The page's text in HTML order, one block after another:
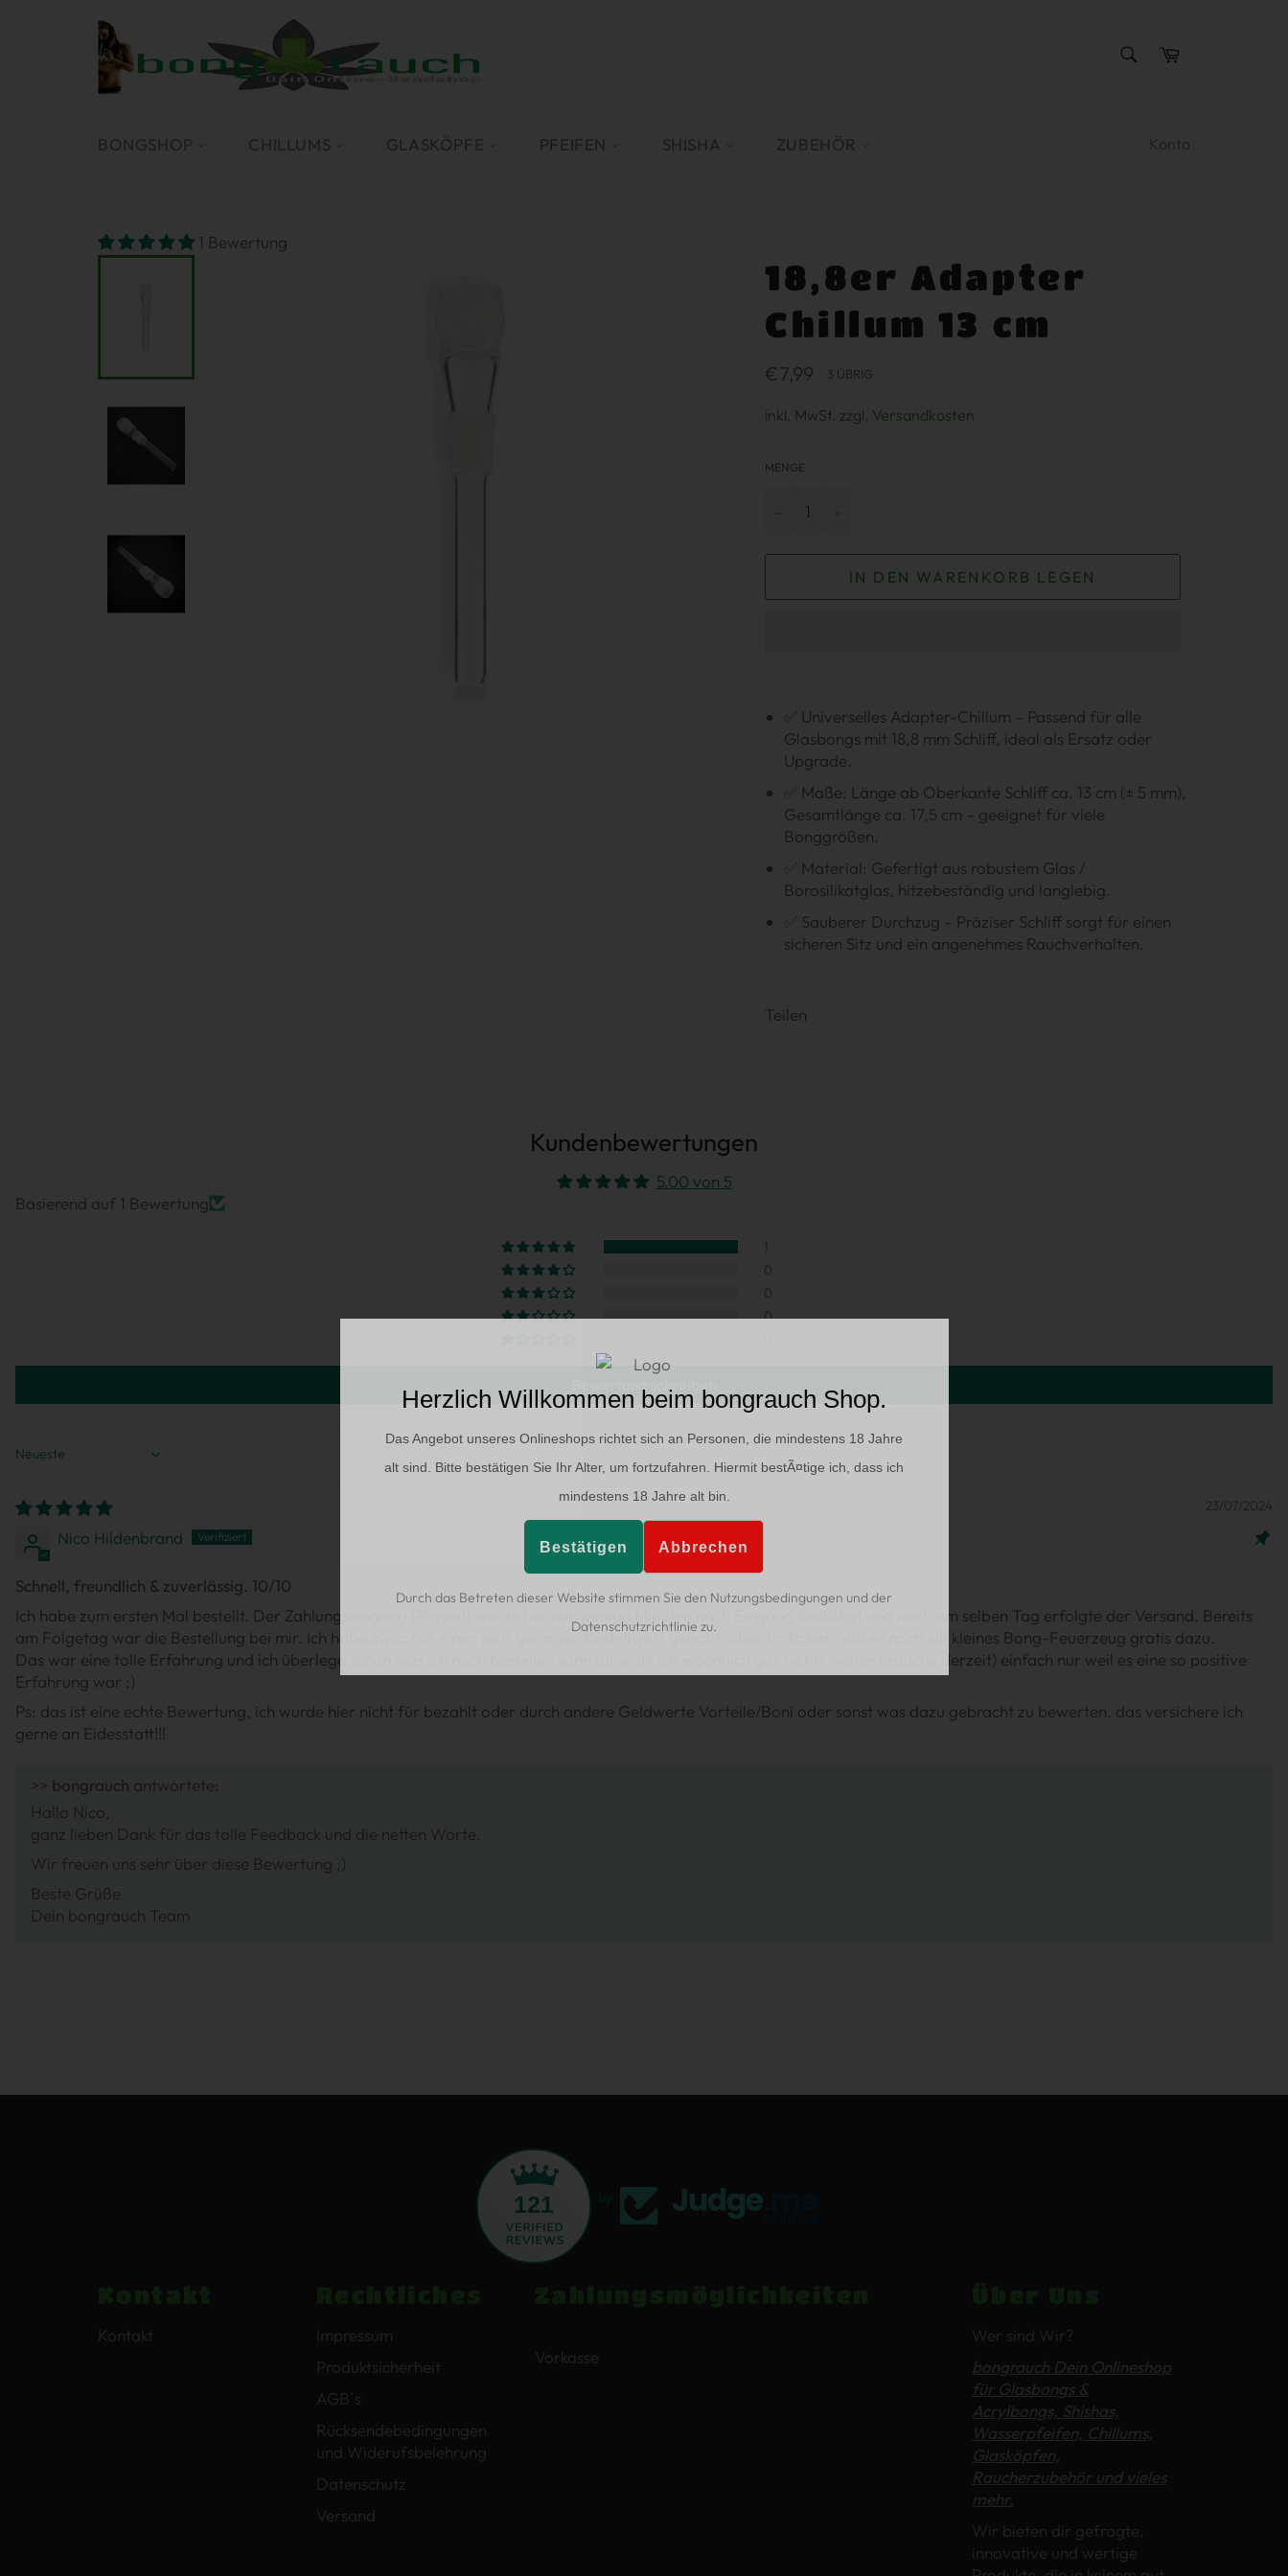
BONGSHOP CHILLUMS GLASKÖPFE PFEIFEN SHISHA ZUBEHÖR Konto
1 Bewertung
18,8er Adapter
Chillum 13 cm
Normaler
Preis
€7,99 3 ÜBRIG
inkl. MwSt. zzgl. Versandkosten
MENGE
IN DEN WARENKORB LEGEN
✅ Universelles Adapter-Chillum – Passend für alle
Glasbongs mit 18,8 mm Schliff, ideal als Ersatz oder
Upgrade.
✅ Maße: Länge ab Oberkante Schliff ca. 13 cm (± 5 mm),
Gesamtlänge ca. 17,5 cm – geeignet für viele
Bonggrößen.
✅ Material: Gefertigt aus robustem Glas /
Borosilikatglas, hitzebeständig und langlebig.
✅ Sauberer Durchzug – Präziser Schliff sorgt für einen
sicheren Sitz und ein angenehmes Rauchverhalten.
Teilen
Kundenbewertungen
5.00 von 5
Basierend auf 1 Bewertung
1
0
0
0
SORT BY
23/07/2024
Nico Hildenbrand
Schnell, freundlich & zuverlässig. 10/10
Ich habe zum ersten Mal bestellt. Der Zahlungseingang (Paypal) wurde mir nur wenige Minuten nach Eingang bestätigt und noch am selben Tag erfolgte der Versand. Bereits
am Folgetag war die Bestellung bei mir. Ich habe zwar nur einen sehr geringen Bestellwert gehabt, aber trotzdem gab es noch ein kleines Bong-Feuerzeug gratis dazu.
Das war eine tolle Erfahrung und ich überlege schon was ich noch bestellen kann (obwohl ich eigentlich gar nichts weiter brauche derzeit) einfach nur weil es eine so positive
Erfahrung war :)
Ps: das ist eine echte Bewertung, ich wurde hier nicht für bezahlt oder durch andere Geldwerte Vorteile/Boni oder sonst was dazu gebracht zu bewerten. das versichere ich
gerne an Eidesstatt!!!
>> bongrauch antwortete:
Hallo Nico,
ganz lieben Dank für das tolle Feedback und die netten Worte.
Wir freuen uns sehr über diese Bewertung ;)
Beste Grüße
Dein bongrauch Team
121
Kontakt
Impressum
Produktsicherheit
AGB´s
Rücksendebedingungen
und Widerufsbelehrung
Datenschutz
Versand
Vorkasse
Wer sind Wir?
bongrauch Dein Onlineshop
für Glasbongs &
Acrylbongs, Shishas,
Wasserpfeifen, Chillums,
Glasköpfen,
Raucherzubehör und vieles
mehr.
Wir bieten dir gefragte,
innovative und wertige
Herzlich Willkommen beim bongrauch Shop.
Das Angebot unseres Onlineshops richtet sich an Personen, die mindestens 18 Jahre
alt sind. Bitte bestätigen Sie Ihr Alter, um fortzufahren. Hiermit bestÃ¤tige ich, dass ich
mindestens 18 Jahre alt bin.
Bestätigen Abbrechen
Durch das Betreten dieser Website stimmen Sie den Nutzungsbedingungen und der
Datenschutzrichtlinie zu.